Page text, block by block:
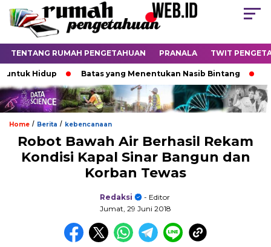
TENTANG RUMAH PENGETAHUAN PRANALA TWIT
Hidup Batas yang Menentukan Nasib Bintang
Home / Berita / kebencanaan
Robot Bawah Air Berhasil Rekam
Kondisi Kapal Sinar Bangun dan
Korban Tewas
Redaksi
- Editor
Jumat, 29 Juni 2018